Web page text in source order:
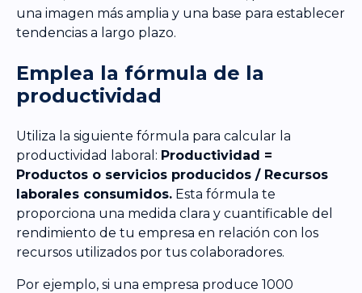
una imagen más amplia y una base para establecer
tendencias a largo plazo.
Emplea la fórmula de la
productividad
Utiliza la siguiente fórmula para calcular la
productividad laboral: Productividad =
Productos o servicios producidos / Recursos
laborales consumidos. Esta fórmula te
proporciona una medida clara y cuantificable del
rendimiento de tu empresa en relación con los
recursos utilizados por tus colaboradores.
Por ejemplo, si una empresa produce 1000